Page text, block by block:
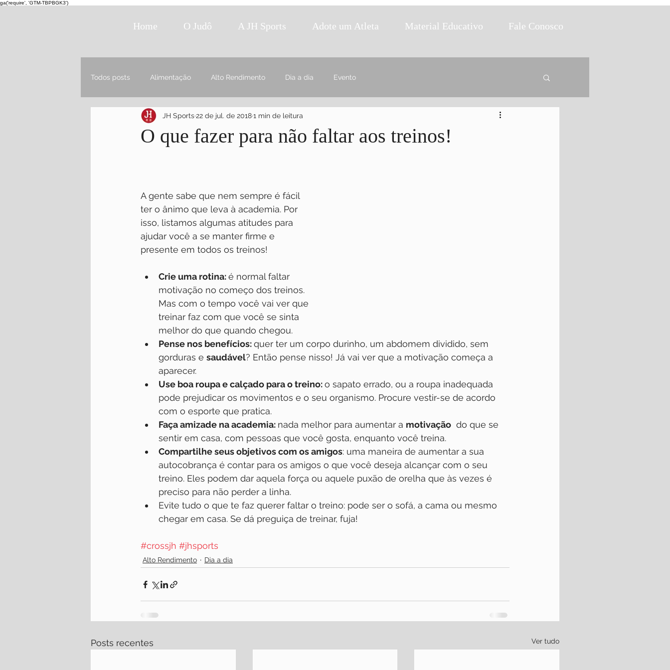
ga('require', 'GTM-TBPBGK3')
Home O Judô A JH Sports Adote um Atleta Material Educativo Fale Conosco
Todos posts Alimentação Alto Rendimento Dia a dia Evento
O que fazer para não faltar aos treinos!
JH Sports22 de jul. de 20181 min de leitura
A gente sabe que nem sempre é fácil
ter o ânimo que leva à academia. Por
isso, listamos algumas atitudes para
ajudar você a se manter firme e
presente em todos os treinos!
Crie uma rotina: é normal faltar
motivação no começo dos treinos.
Mas com o tempo você vai ver que
treinar faz com que você se sinta
melhor do que quando chegou.
Pense nos benefícios: quer ter um corpo durinho, um abdomem dividido, sem
gorduras e saudável? Então pense nisso! Já vai ver que a motivação começa a
aparecer.
Use boa roupa e calçado para o treino: o sapato errado, ou a roupa inadequada
pode prejudicar os movimentos e o seu organismo. Procure vestir-se de acordo
com o esporte que pratica.
Faça amizade na academia: nada melhor para aumentar a motivação
  do que se
sentir em casa, com pessoas que você gosta, enquanto você treina.
Compartilhe seus objetivos com os amigos: uma maneira de aumentar a sua
autocobrança é contar para os amigos o que você deseja alcançar com o seu
treino. Eles podem dar aquela força ou aquele puxão de orelha que às vezes é
preciso para não perder a linha.
Evite tudo o que te faz querer faltar o treino: pode ser o sofá, a cama ou mesmo
chegar em casa. Se dá preguiça de treinar, fuja!
#crossjh #jhsports
Alto Rendimento Dia a dia
Posts recentes Ver tudo